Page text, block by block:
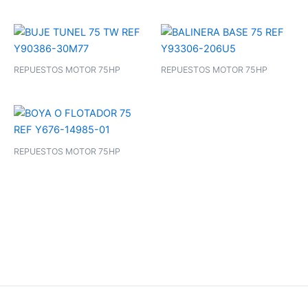
REPUESTOS MOTOR 75HP REPUESTOS MOTOR 75HP
REPUESTOS MOTOR 75HP